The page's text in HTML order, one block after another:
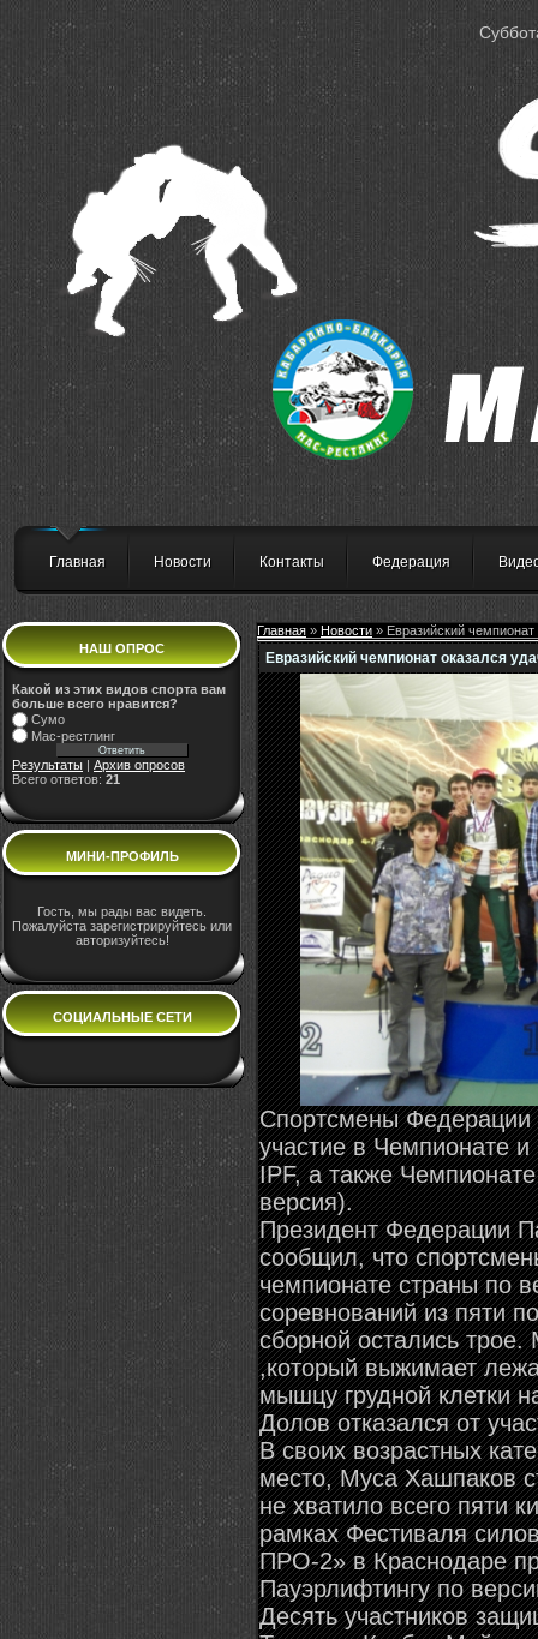
Главная Новости Контакты Федерация
НАШ ОПРОС
Какой из этих видов спорта вам
больше всего нравится?
Сумо
Мас-рестлинг
Результаты
Архив опросов
Всего ответов: 21
МИНИ-ПРОФИЛЬ
Гость, мы рады вас видеть.
Пожалуйста зарегистрируйтесь или
авторизуйтесь!
СОЦИАЛЬНЫЕ СЕТИ
Главная » Новости » Евразийский
Евразийский чемпионат оказался
Спортсмены Федерации
участие в Чемпионате
IPF, а также
версия).
Президент Федерации
сообщил, что
чемпионате страны по
соревнований из пяти
сборной остались
,который выжимает
мышцу грудной клетки
Долов отказался от
В своих возрастных
место, Муса Хашпаков
не хватило всего пяти
рамках Фестиваля
ПРО-2» в Краснодаре
Пауэрлифтингу по
Десять участников